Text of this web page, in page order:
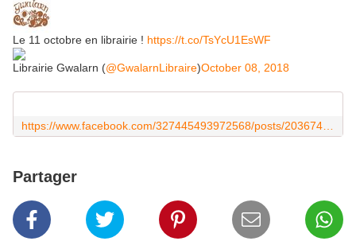
Le 11 octobre en librairie ! https://t.co/TsYcU1EsWF
Librairie Gwalarn (@GwalarnLibraire)October 08, 2018
Partager